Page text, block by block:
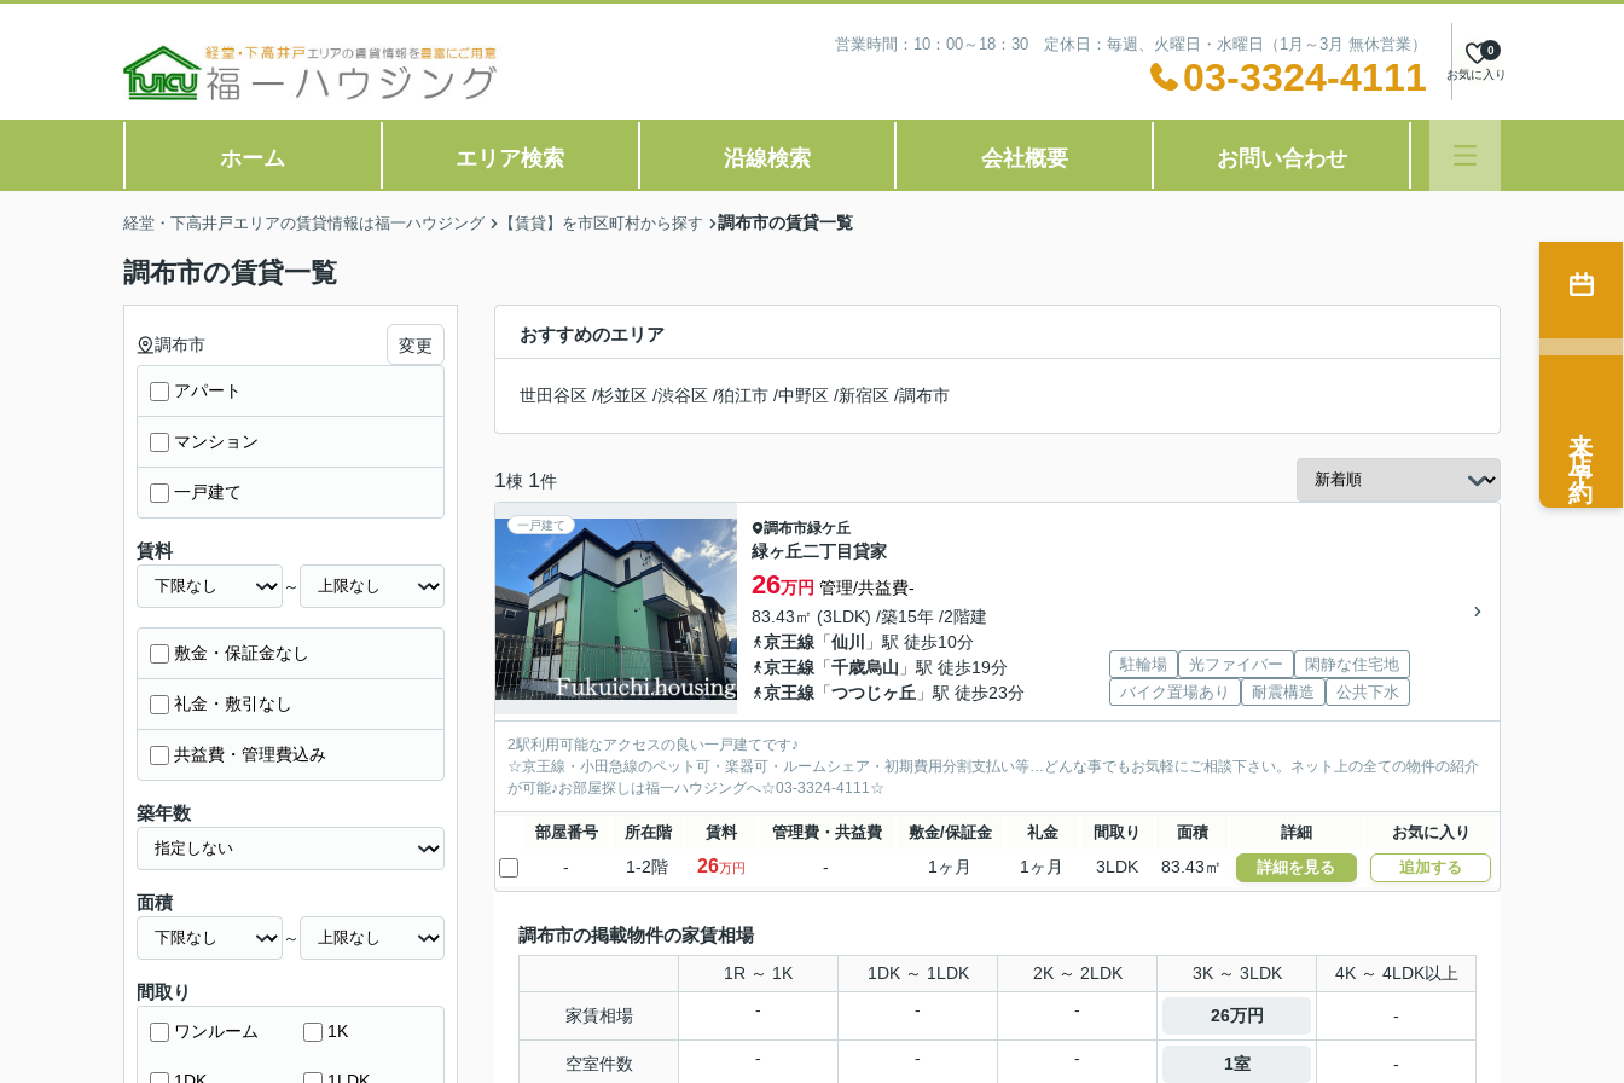
営業時間：10：00～18：30 定休日：毎週、火曜日・水曜日（1月～3月 無休営業）
03-3324-4111 お気に入り
0
ホーム エリア検索 沿線検索 会社概要 お問い合わせ
経堂・下高井戸エリアの賃貸情報は福一ハウジング 【賃貸】を市区町村から探す 調布市の賃貸一覧
調布市の賃貸一覧
おすすめのエリア
世田谷区 /杉並区 /渋谷区 /狛江市 /中野区 /新宿区 /調布市
1棟 1件
一戸建て 調布市緑ケ丘
緑ヶ丘二丁目貸家
26万円 管理/共益費-
83.43㎡ (3LDK) /築15年 /2階建
京王線 「仙川
」駅 徒歩10分
京王線 「千歳烏山 」駅 徒歩19分
京王線 「つつじヶ丘 」駅 徒歩23分
駐輪場 光ファイバー
閑静な住宅地
バイク置場あり
耐震構造 公共下水
2駅利用可能なアクセスの良い一戸建てです♪
☆京王線・小田急線のペット可・楽器可・ルームシェア・初期費用分割支払い等…どんな事でもお気軽にご相談下さい。ネット上の全ての物件の紹介
が可能♪お部屋探しは福一ハウジングへ☆03-3324-4111☆
部屋番号 所在階 賃料 管理費・共益費 敷金/保証金 礼金 間取り 面積 詳細 お気に入り
- 1-2階 26万円 - 1ヶ月 1ヶ月 3LDK 83.43㎡ 詳細を見る 追加する
調布市の掲載物件の家賃相場
1R ～ 1K 1DK ～ 1LDK 2K ～ 2LDK 3K ～ 3LDK 4K ～ 4LDK以上
家賃相場 - - - 26万円 -
空室件数 - - - 1室 -
調布市 変更
アパート
マンション
一戸建て
賃料
～
敷金・保証金なし
礼金・敷引なし
共益費・管理費込み
築年数
面積
～
間取り
ワンルーム 1K
来店予約